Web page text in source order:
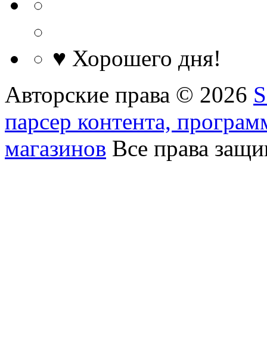
♥ Хорошего дня!
Авторские права © 2026
парсер контента,
магазинов Все права